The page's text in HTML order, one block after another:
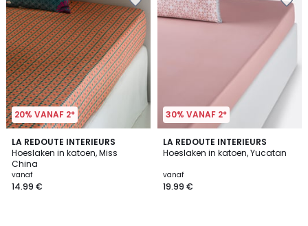
20% VANAF 2*
LA REDOUTE INTERIEURS
Hoeslaken in katoen, Miss
China
vanaf
14.99 €
4.4
/ 5
30% VANAF 2*
LA REDOUTE INTERIEURS
Hoeslaken in katoen, Yucatan
vanaf
19.99 €
4.5
/ 5